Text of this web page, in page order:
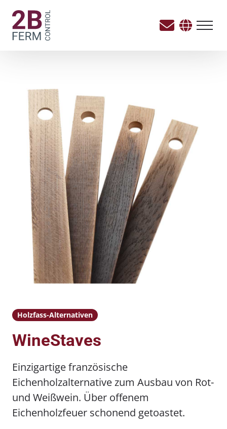
Holzfass-Alternativen
WineStaves
Einzigartige französische
Eichenholzalternative zum Ausbau von Rot-
und Weißwein. Über offenem
Eichenholzfeuer schonend getoastet.